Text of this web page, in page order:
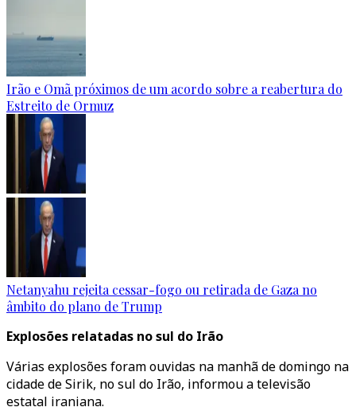
Irão e Omã próximos de um acordo sobre a reabertura do
Estreito de Ormuz
Netanyahu rejeita cessar-fogo ou retirada de Gaza no
âmbito do plano de Trump
Explosões relatadas no sul do Irão
Várias explosões foram ouvidas na manhã de domingo na
cidade de Sirik, no sul do Irão, informou a televisão
estatal iraniana.